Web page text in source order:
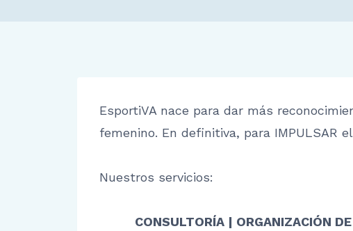
EsportiVA nace para dar más
femenino. En definitiva, para IMPULSAR
Nuestros servicios:
CONSULTORÍA | ORGANIZACIÓN